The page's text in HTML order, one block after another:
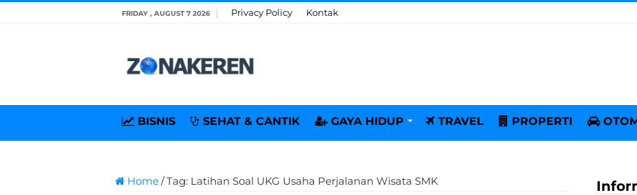
FRIDAY , AUGUST 7 2026 Privacy Policy Kontak
BISNIS SEHAT & CANTIK GAYA HIDUP TRAVEL PROPERTI
Home/Tag: Latihan Soal UKG Usaha Perjalanan Wisata SMK